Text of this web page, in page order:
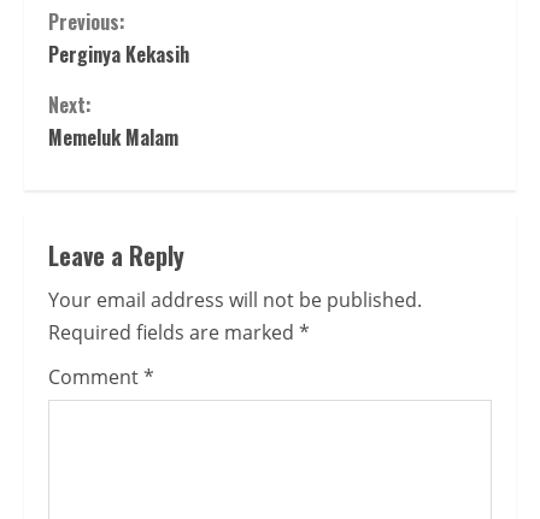
Continue
Reading
Previous:
Perginya Kekasih
Next:
Memeluk Malam
Leave a Reply
Your email address will not be published.
Required fields are marked *
Comment*